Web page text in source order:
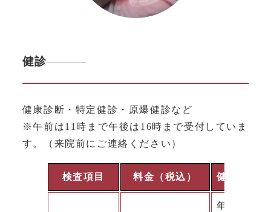
健診
健康診断・特定健診・原爆健診など
※午前は11時まで午後は16時まで受付していま
す。（来院前にご連絡ください）
検査項目 料金（税込） 健診内容
年齢：40